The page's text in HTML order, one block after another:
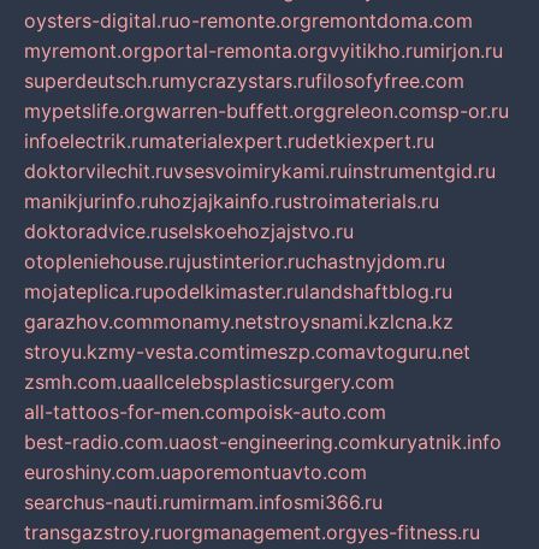
oysters-digital.ruo-remonte.orgremontdoma.com
myremont.orgportal-remonta.orgvyitikho.rumirjon.ru
superdeutsch.rumycrazystars.rufilosofyfree.com
mypetslife.orgwarren-buffett.orggreleon.comsp-or.ru
infoelectrik.rumaterialexpert.rudetkiexpert.ru
doktorvilechit.ruvsesvoimirykami.ruinstrumentgid.ru
manikjurinfo.ruhozjajkainfo.rustroimaterials.ru
doktoradvice.ruselskoehozjajstvo.ru
otopleniehouse.rujustinterior.ruchastnyjdom.ru
mojateplica.rupodelkimaster.rulandshaftblog.ru
garazhov.commonamy.netstroysnami.kzlcna.kz
stroyu.kzmy-vesta.comtimeszp.comavtoguru.net
zsmh.com.uaallcelebsplasticsurgery.com
all-tattoos-for-men.compoisk-auto.com
best-radio.com.uaost-engineering.comkuryatnik.info
euroshiny.com.uaporemontuavto.com
searchus-nauti.rumirmam.infosmi366.ru
transgazstroy.ruorgmanagement.orgyes-fitness.ru